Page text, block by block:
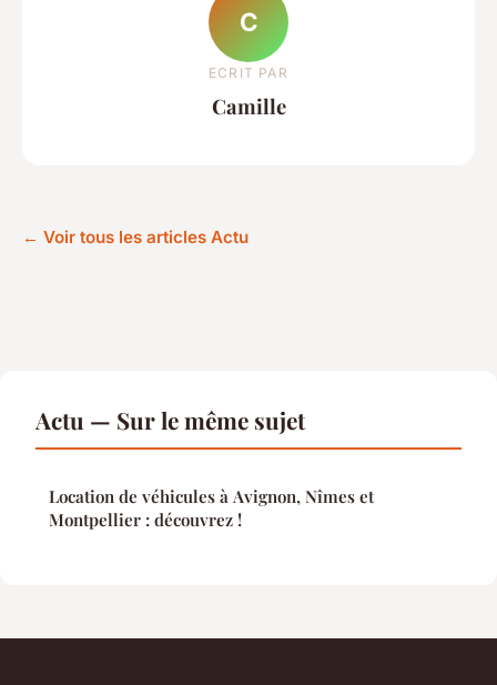
C
ECRIT PAR
Camille
← Voir tous les articles Actu
Actu — Sur le même sujet
Location de véhicules à Avignon, Nîmes et
Montpellier : découvrez !